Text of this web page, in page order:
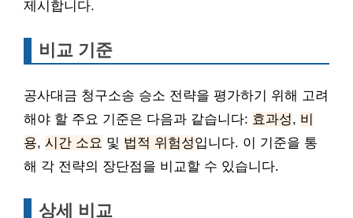
제시합니다.
비교 기준
공사대금 청구소송 승소 전략을 평가하기 위해 고려
해야 할 주요 기준은 다음과 같습니다: 효과성, 비
용, 시간 소요 및 법적 위험성입니다. 이 기준을 통
해 각 전략의 장단점을 비교할 수 있습니다.
상세 비교